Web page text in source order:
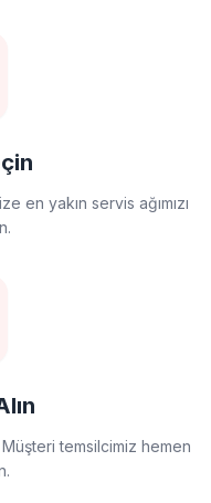
en yakın servis ağımızı
temsilcimiz hemen